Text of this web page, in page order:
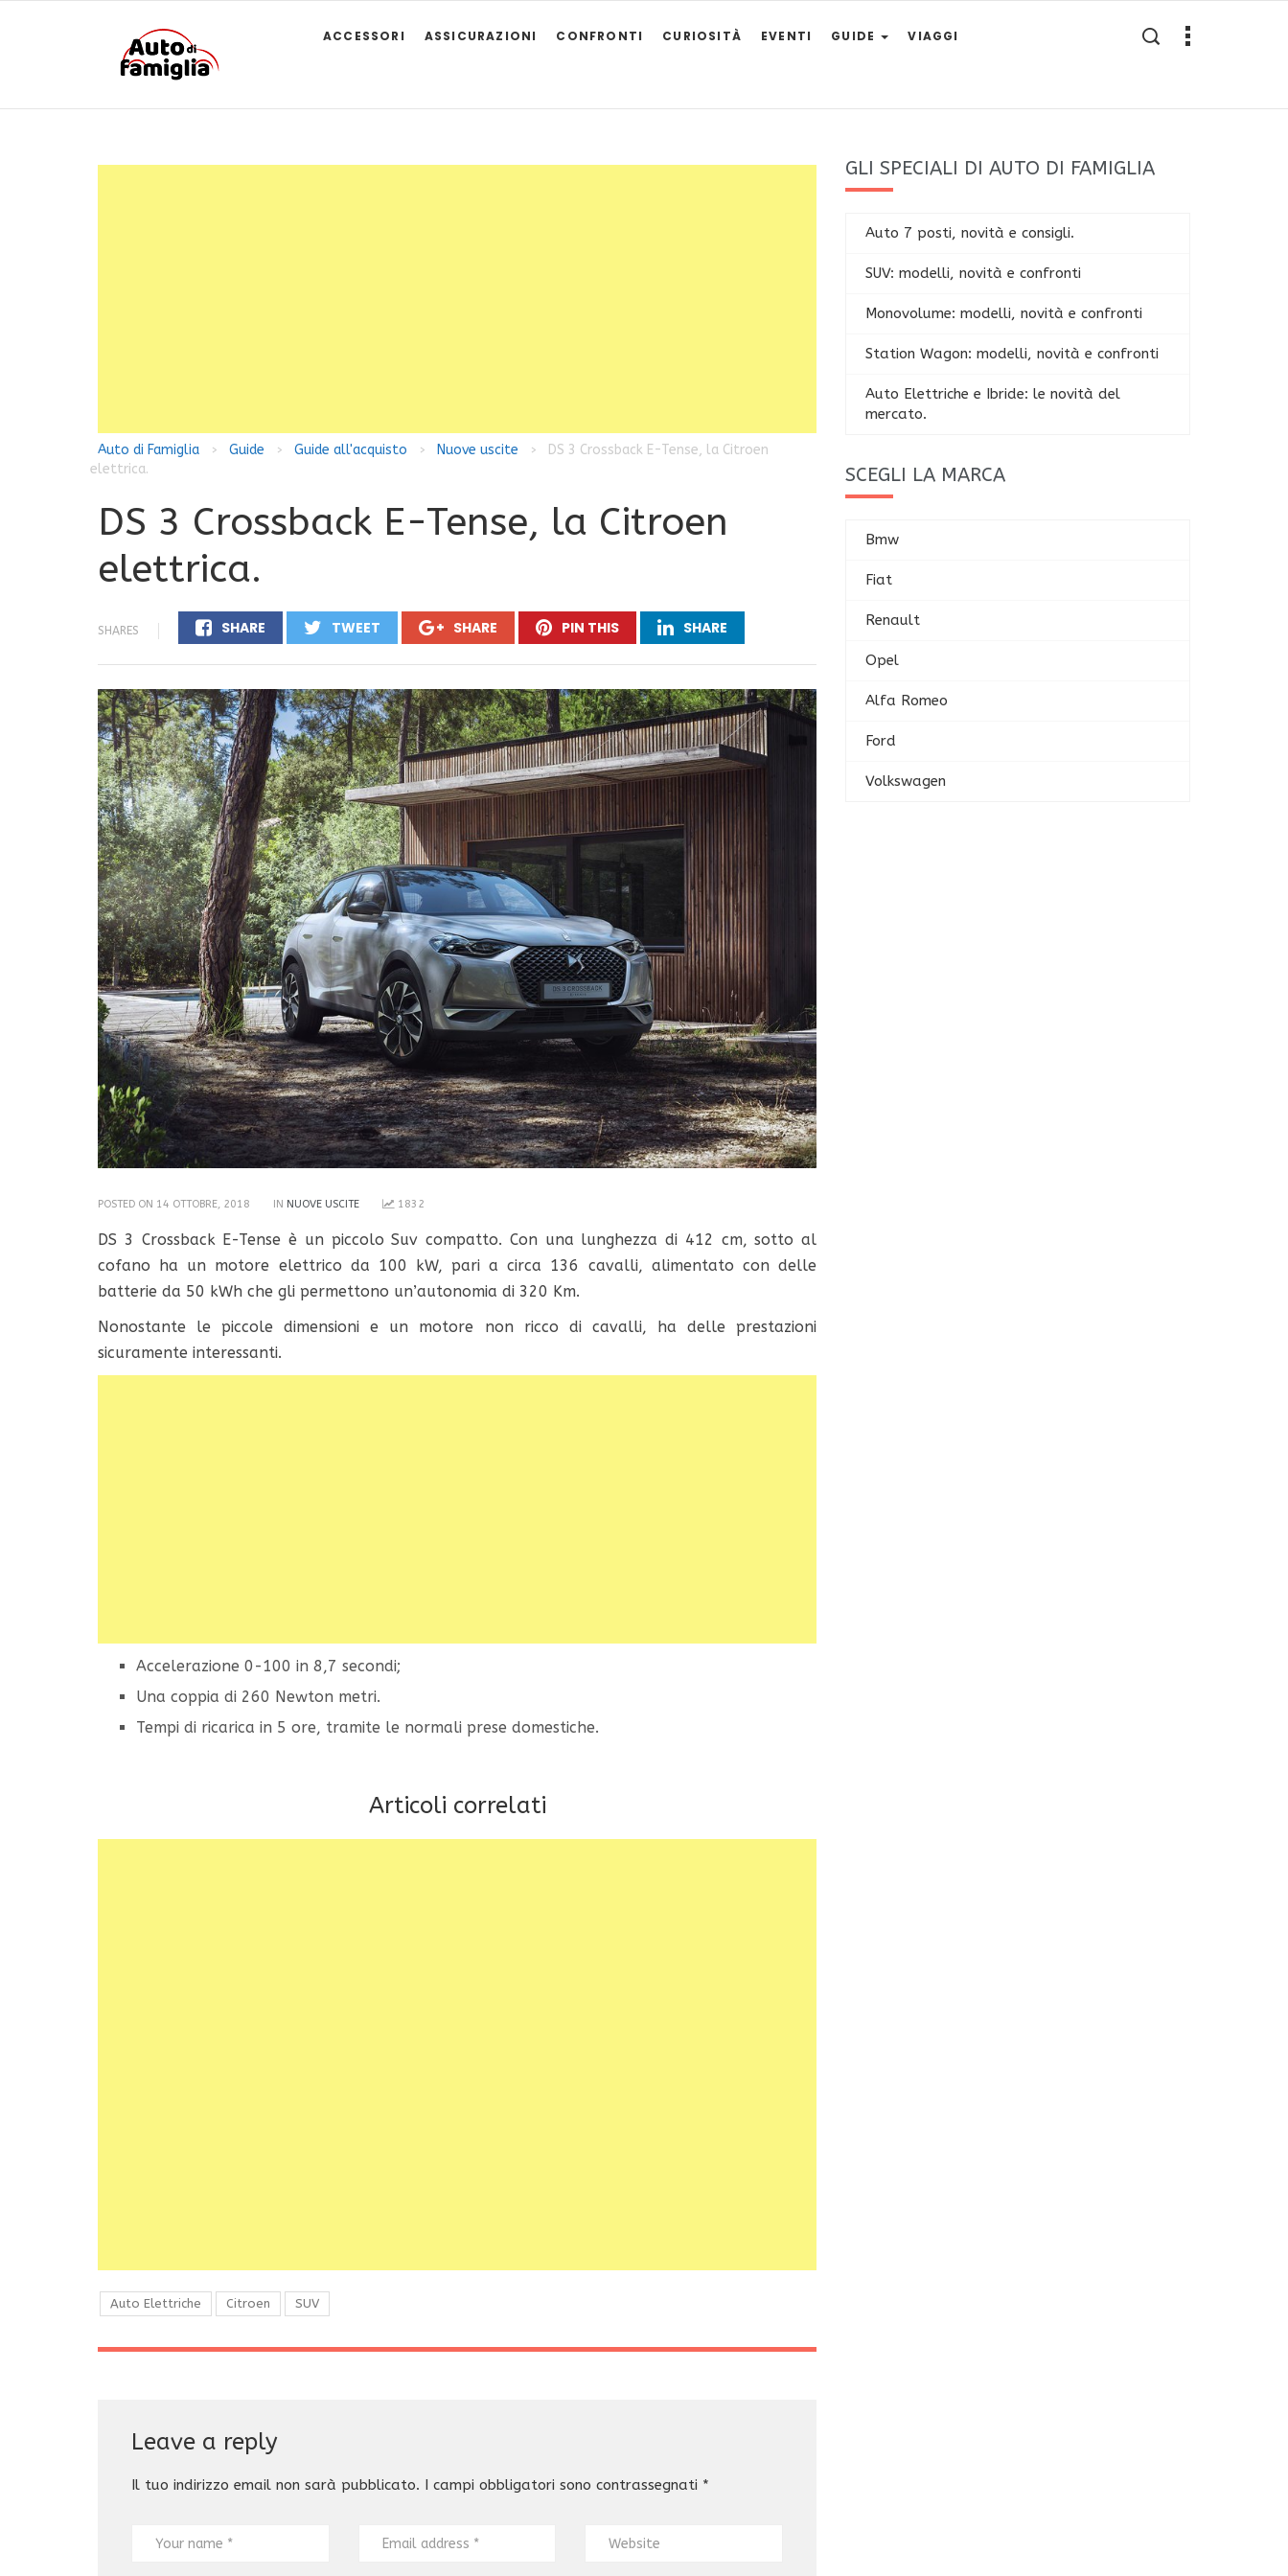
ACCESSORI ASSICURAZIONI CONFRONTI CURIOSITÀ EVENTI GUIDE VIAGGI
Auto di Famiglia > Guide > Guide all'acquisto > Nuove uscite >
DS 3 Crossback E-Tense, la Citroen
elettrica.
DS 3 Crossback E-Tense, la Citroen
elettrica.
SHARES
SHARE
0
TWEET
0
SHARE PIN THIS SHARE
POSTED ON 14 OTTOBRE, 2018 IN NUOVE USCITE 1832
DS 3 Crossback E-Tense è un piccolo Suv compatto. Con una lunghezza di 412 cm, sotto al
cofano ha un motore elettrico da 100 kW, pari a circa 136 cavalli, alimentato con delle
batterie da 50 kWh che gli permettono un’autonomia di 320 Km.
Nonostante le piccole dimensioni e un motore non ricco di cavalli, ha delle prestazioni
sicuramente interessanti.
Accelerazione 0-100 in 8,7 secondi;
Una coppia di 260 Newton metri.
Tempi di ricarica in 5 ore, tramite le normali prese domestiche.
Articoli correlati
Auto Elettriche Citroen SUV
Leave a reply
Il tuo indirizzo email non sarà pubblicato. I campi obbligatori sono contrassegnati *
GLI SPECIALI DI AUTO DI FAMIGLIA
Auto 7 posti, novità e consigli.
SUV: modelli, novità e confronti
Monovolume: modelli, novità e confronti
Station Wagon: modelli, novità e confronti
Auto Elettriche e Ibride: le novità del
mercato.
SCEGLI LA MARCA
Bmw
Fiat
Renault
Opel
Alfa Romeo
Ford
Volkswagen